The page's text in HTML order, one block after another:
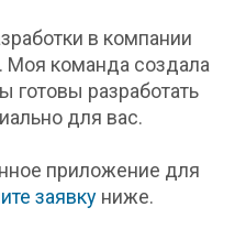
в компании
Моя команда создала
готовы разработать
для вас.
приложение для
заявку ниже.